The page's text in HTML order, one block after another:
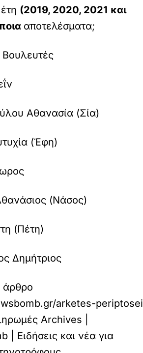
(2019, 2020, 2021 και
αποτελέσματα;
Αθανασία (Σία)
(Έφη)
(Νάσος)
(Πέτη)
Δημήτριος
άρθρο
arketes-
Archives |
| Ειδήσεις και νέα για